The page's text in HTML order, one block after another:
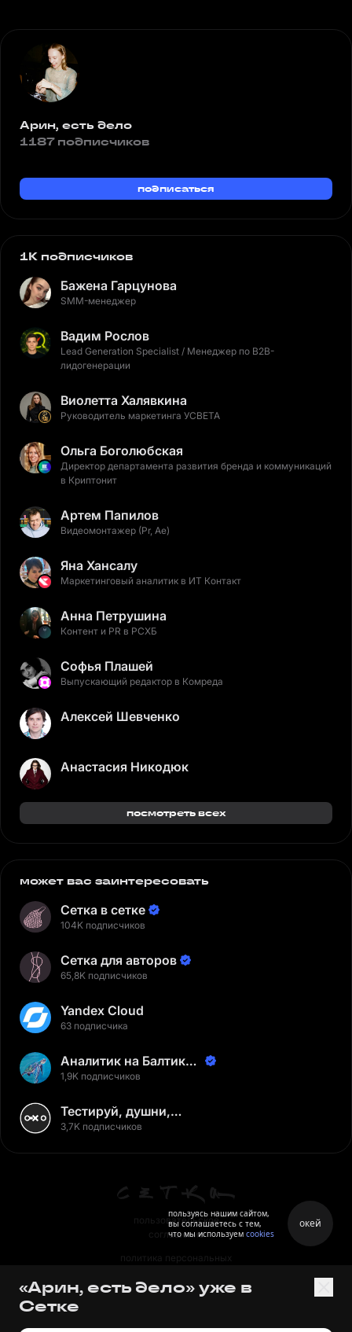
Арин, есть дело
1187 подписчиков
подписаться
1K подписчиков
Бажена Гарцунова
SMM-менеджер
Вадим Рослов
Lead Generation Specialist / Менеджер по B2B-
лидогенерации
Виолетта Халявкина
Руководитель маркетинга УСВЕТА
Ольга Боголюбская
Директор департамента развития бренда и коммуникаций
в Криптонит
Артем Папилов
Видеомонтажер (Pr, Ae)
Яна Хансалу
Маркетинговый аналитик в ИТ Контакт
Анна Петрушина
Контент и PR в РСХБ
Софья Плашей
Выпускающий редактор в Комреда
Алексей Шевченко
Анастасия Никодюк
посмотреть всех
может вас заинтересовать
Сетка в сетке
104K подписчиков
Сетка для авторов
65,8K подписчиков
Yandex Cloud
63 подписчика
Аналитик на Балтике |
Неверов Станислав
1,9K подписчиков
Тестируй, душни,
наслаждайся
3,7K подписчиков
пользовательское
соглашение
политика персональных
правила
«Арин, есть дело» уже в
Сетке
пользуясь нашим сайтом,
вы соглашаетесь с тем,
что мы используем cookies
окей